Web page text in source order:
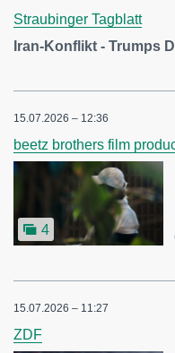
Straubinger Tagblatt
Iran-Konflikt - Trumps
15.07.2026 – 12:36
beetz brothers film
4
15.07.2026 – 11:27
ZDF